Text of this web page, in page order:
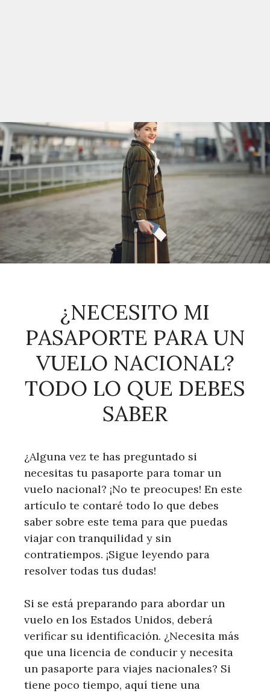
¿NECESITO MI
PASAPORTE PARA UN
VUELO NACIONAL?
TODO LO QUE DEBES
SABER
¿Alguna vez te has preguntado si
necesitas tu pasaporte para tomar un
vuelo nacional? ¡No te preocupes! En este
artículo te contaré todo lo que debes
saber sobre este tema para que puedas
viajar con tranquilidad y sin
contratiempos. ¡Sigue leyendo para
resolver todas tus dudas!
Si se está preparando para abordar un
vuelo en los Estados Unidos, deberá
verificar su identificación. ¿Necesita más
que una licencia de conducir y necesita
un pasaporte para viajes nacionales? Si
tiene poco tiempo, aquí tiene una